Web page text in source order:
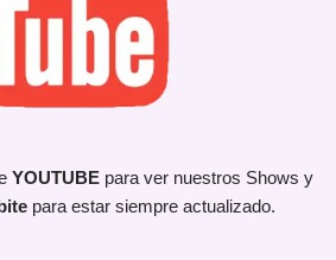
YOUTUBEpara ver nuestros Shows y
para estar siempre actualizado.